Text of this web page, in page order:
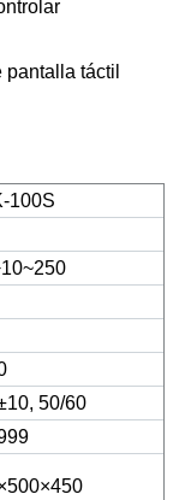
táctil
100S
50/60